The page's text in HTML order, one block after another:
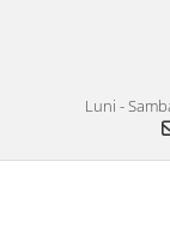
Luni -